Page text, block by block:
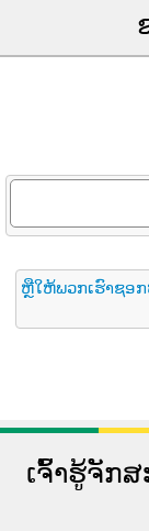
ຫຼືໃຫ້ພວກເຮົາຊອ
ເຈົ້າຮູ້ຈັກ